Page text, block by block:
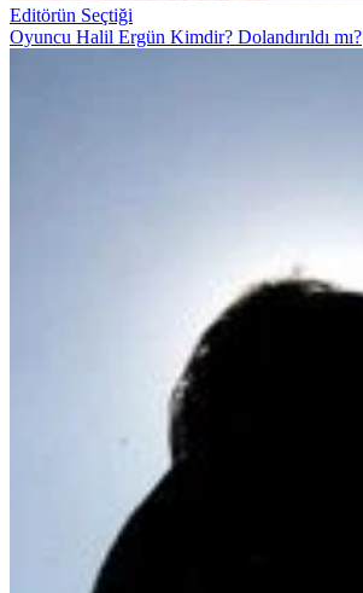
Editörün Seçtiği
Oyuncu Halil Ergün Kimdir? Dolandırıldı mı?